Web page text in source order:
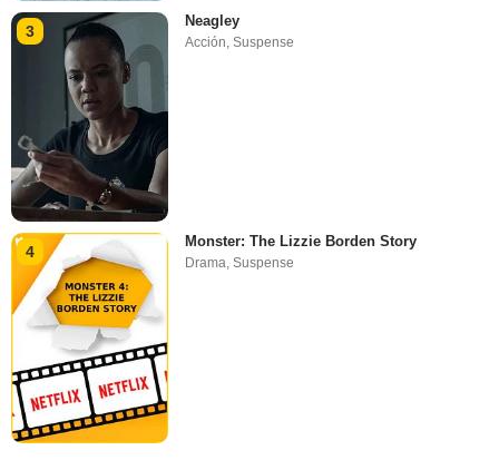
3
Neagley
Acción,Suspense
4
Monster: The Lizzie Borden Story
Drama,Suspense